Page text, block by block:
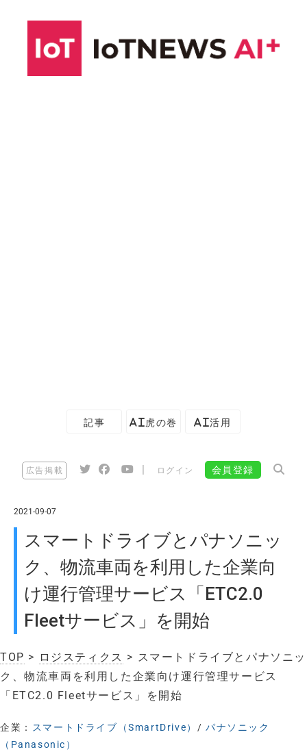
記事 AI虎の巻 AI活用
広告掲載 ログイン 会員登録
2021-09-07
スマートドライブとパナソニッ
ク、物流車両を利用した企業向
け運行管理サービス「ETC2.0
Fleetサービス」を開始
TOP > ロジスティクス > スマートドライブとパナソニッ
ク、物流車両を利用した企業向け運行管理サービス
「ETC2.0 Fleetサービス」を開始
企業： スマートドライブ（SmartDrive） /パナソニック
（Panasonic）